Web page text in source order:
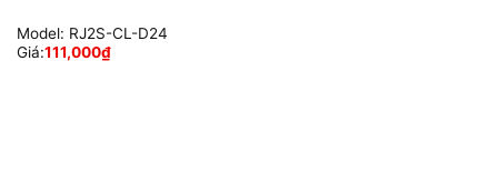
Model: RJ2S-CL-D24
Giá:111,000₫